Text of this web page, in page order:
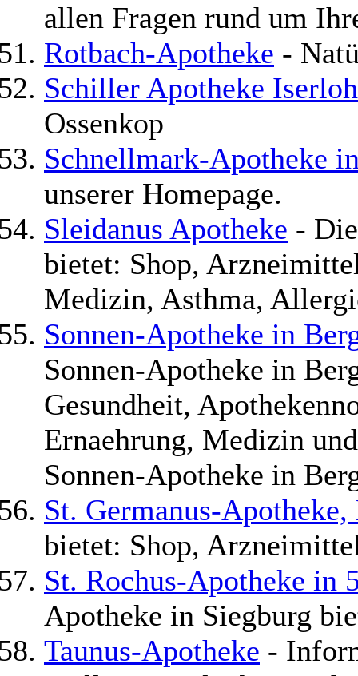
allen Fragen rund um
Rotbach-Apotheke -
Schiller Apotheke
Ossenkop
Schnellmark-Apotheke
unserer Homepage.
Sleidanus Apotheke -
bietet: Shop,
Medizin, Asthma,
Sonnen-Apotheke in
Sonnen-Apotheke in
Gesundheit,
Ernaehrung, Medizin
Sonnen-Apotheke in
St. Germanus-Apotheke,
bietet: Shop,
St. Rochus-Apotheke in
Apotheke in Siegburg
Taunus-Apotheke -